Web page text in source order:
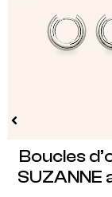
Boucles
SUZANNE